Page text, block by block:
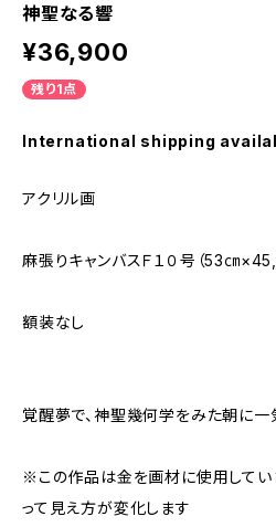
神聖なる響
¥36,900
残り1点
International shipping
アクリル画
麻張りキャンバスＦ１０号（53㎝
額装なし
覚醒夢で、神聖幾何学をみた朝に
※この作品は金を画材に使用してい
って見え方が変化します